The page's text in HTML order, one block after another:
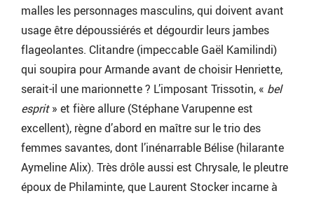
malles les personnages masculins, qui doivent avant
usage être dépoussiérés et dégourdir leurs jambes
flageolantes. Clitandre (impeccable Gaël Kamilindi)
qui soupira pour Armande avant de choisir Henriette,
serait-il une marionnette ? L’imposant Trissotin, « bel
esprit» et fière allure (Stéphane Varupenne est
excellent), règne d’abord en maître sur le trio des
femmes savantes, dont l’inénarrable Bélise (hilarante
Aymeline Alix). Très drôle aussi est Chrysale, le pleutre
époux de Philaminte, que Laurent Stocker incarne à